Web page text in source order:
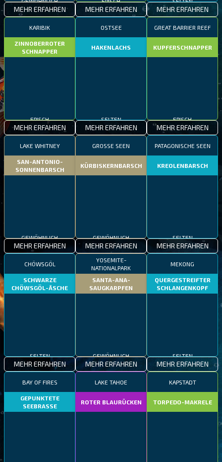
MEHR ERFAHREN MEHR ERFAHREN MEHR ERFAHREN
KARIBIK
ZINNOBERROTER
SCHNAPPER
MEHR ERFAHREN
OSTSEE
HAKENLACHS
MEHR ERFAHREN
GREAT BARRIER REEF
KUPFERSCHNAPPER
MEHR ERFAHREN
LAKE WHITNEY
SAN-ANTONIO-
SONNENBARSCH
MEHR ERFAHREN
GROSSE SEEN
KÜRBISKERNBARSCH
MEHR ERFAHREN
PATAGONISCHE SEEN
KREOLENBARSCH
SELTEN
MEHR ERFAHREN
CHÖWSGÖL
SCHWARZE
CHÖWSGÖL-ÄSCHE
SELTEN
MEHR ERFAHREN
YOSEMITE-
NATIONALPARK
SANTA-ANA-
SAUGKARPFEN
MEHR ERFAHREN
MEKONG
QUERGESTREIFTER
SCHLANGENKOPF
SELTEN
MEHR ERFAHREN
BAY OF FIRES
GEPUNKTETE
SEEBRASSE
LAKE TAHOE
ROTER BLAURÜCKEN
KAPSTADT
TORPEDO-MAKRELE